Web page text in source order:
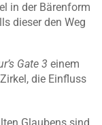
in der Bärenform
dieser den Weg
Gate 3 einem
die Einfluss